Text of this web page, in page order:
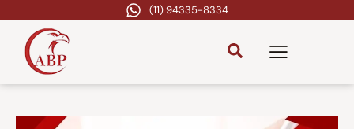
(11) 94335-8334